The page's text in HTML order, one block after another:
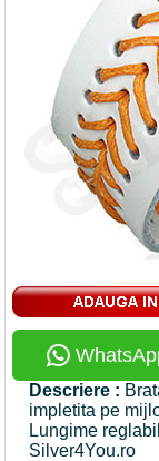
Descriere :
impletita pe
Lungime
Silver4You.ro